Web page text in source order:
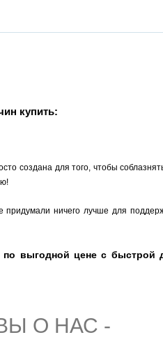
купить:
создана для того, чтобы
ничего лучше для
выгодной цене с быстрой
О НАС -